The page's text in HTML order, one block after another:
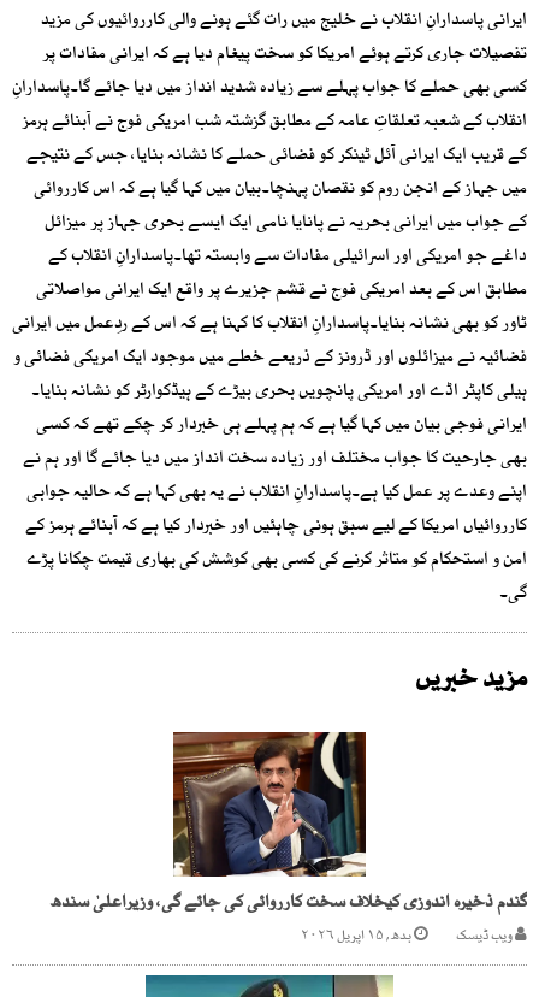
ایرانی پاسدارانِ انقلاب نے خلیج میں رات گئے ہونے والی کارروائیوں کی مزید
تفصیلات جاری کرتے ہوئے امریکا کو سخت پیغام دیا ہے کہ ایرانی مفادات پر
کسی بھی حملے کا جواب پہلے سے زیادہ شدید انداز میں دیا جائے گا۔پاسدارانِ
انقلاب کے شعبہ تعلقاتِ عامہ کے مطابق گزشتہ شب امریکی فوج نے آبنائے ہرمز
کے قریب ایک ایرانی آئل ٹینکر کو فضائی حملے کا نشانہ بنایا، جس کے نتیجے
میں جہاز کے انجن روم کو نقصان پہنچا۔بیان میں کہا گیا ہے کہ اس کارروائی
کے جواب میں ایرانی بحریہ نے پانایا نامی ایک ایسے بحری جہاز پر میزائل
داغے جو امریکی اور اسرائیلی مفادات سے وابستہ تھا۔پاسدارانِ انقلاب کے
مطابق اس کے بعد امریکی فوج نے قشم جزیرے پر واقع ایک ایرانی مواصلاتی
ٹاور کو بھی نشانہ بنایا۔پاسدارانِ انقلاب کا کہنا ہے کہ اس کے ردِعمل میں ایرانی
فضائیہ نے میزائلوں اور ڈرونز کے ذریعے خطے میں موجود ایک امریکی فضائی و
ہیلی کاپٹر اڈے اور امریکی پانچویں بحری بیڑے کے ہیڈکوارٹر کو نشانہ بنایا۔
ایرانی فوجی بیان میں کہا گیا ہے کہ ہم پہلے ہی خبردار کر چکے تھے کہ کسی
بھی جارحیت کا جواب مختلف اور زیادہ سخت انداز میں دیا جائے گا اور ہم نے
اپنے وعدے پر عمل کیا ہے۔پاسدارانِ انقلاب نے یہ بھی کہا ہے کہ حالیہ جوابی
کارروائیاں امریکا کے لیے سبق ہونی چاہئیں اور خبردار کیا ہے کہ آبنائے ہرمز کے
امن و استحکام کو متاثر کرنے کی کسی بھی کوشش کی بھاری قیمت چکانا پڑے
گی۔
مزید خبریں
گندم ذخیرہ اندوزی کیخلاف سخت کارروائی کی جائے گی، وزیراعلیٰ سندھ
ویب ڈیسک بدھ, ۱۵ اپریل ۲۰۲۶